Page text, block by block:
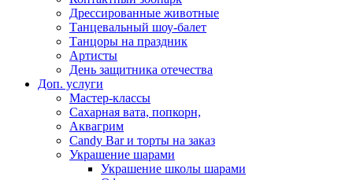
Дрессированные животные
Танцевальный шоу-балет
Танцоры на праздник
Артисты
День защитника отечества
Доп. услуги
Мастер-классы
Сахарная вата, попкорн,
Аквагрим
Candy Bar и торты на заказ
Украшение шарами
Украшение школы шарами